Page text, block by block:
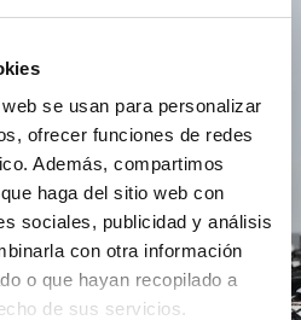
se usan para personalizar
ofrecer funciones de redes
Además, compartimos
haga del sitio web con
sociales, publicidad y análisis
con otra información
o que hayan recopilado a
de sus servicios.